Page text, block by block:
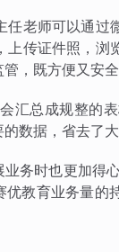
老师可以通
传证件照，
，既方便又安全
汇总成规整的
数据，省去了
务时也更加得
教育业务量的